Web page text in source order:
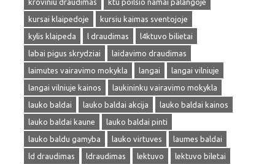
kroviniu draudimas
ktu poilsio namai palangoje
kursai klaipedoje
kursiu kaimas sventojoje
kylis klaipeda
l draudimas
l4ktuvo bilietai
labai pigus skrydziai
laidavimo draudimas
laimutes vairavimo mokykla
langai
langai vilniuje
langai vilniuje kainos
laukininku vairavimo mokykla
lauko baldai
lauko baldai akcija
lauko baldai kainos
lauko baldai kaune
lauko baldai pinti
lauko baldu gamyba
lauko virtuves
laumes baldai
ld draudimas
ldraudimas lektuvo
lektuvo biletai